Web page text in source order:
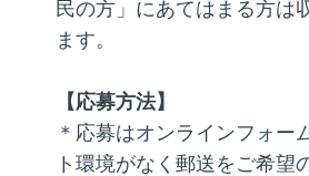
民の方」にあてはまる方は
ます。
【応募方法】
＊応募はオンラインフォー
ト環境がなく郵送をご希